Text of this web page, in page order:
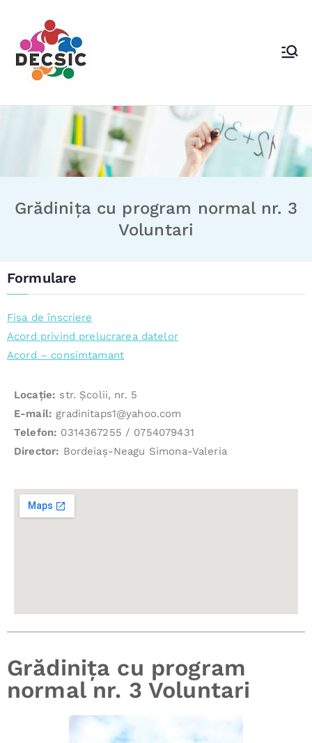
Grădinița cu program normal nr. 3
Voluntari
Formulare
Fisa de înscriere
Acord privind prelucrarea datelor
Acord – consimtamant
Locație: str. Şcolii, nr. 5
E-mail: gradinitaps1@yahoo.com
Telefon: 0314367255 / 0754079431
Director: Bordeiaș-Neagu Simona-Valeria
Grădinița cu program
normal nr. 3 Voluntari